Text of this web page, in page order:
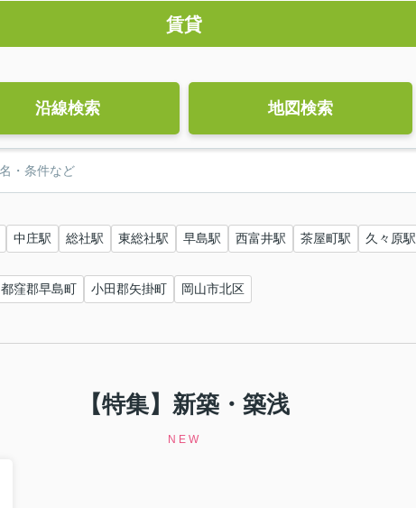
賃貸
沿線検索 地図検索
中庄駅 総社駅 東総社駅 早島駅 西富井駅 茶屋町駅 久々原駅
都窪郡早島町 小田郡矢掛町 岡山市北区
【特集】新築・築浅
NEW